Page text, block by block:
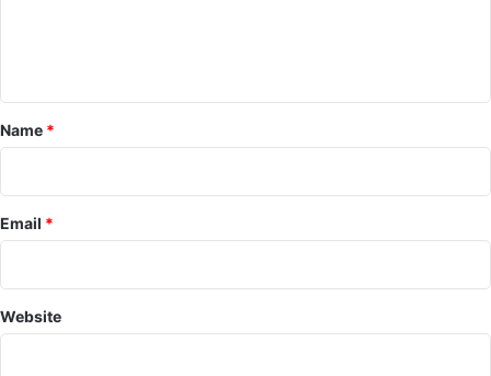
*
Name *
Email *
Website